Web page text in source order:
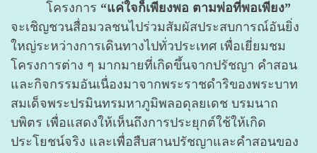
โครงการ “แค่ใจก็เพียงพอ ตามพ่อที่พอเพียง”
จะเชิญชวนสื่อมวลชนไปร่วมสัมผัสประสบการณ์อันยิ่ง
ใหญ่ระหว่างการเดินทางไปทั่วประเทศ เพื่อเยี่ยมชม
โครงการต่าง ๆ มากมายที่เกิดขึ้นจากปรัชญา คำสอน
และกิจกรรมอันเนื่องมาจากพระราชดำริของพระบาท
สมเด็จพระปรมินทรมหาภูมิพลอดุลยเดช บรมนาถ
บพิตร เพื่อแสดงให้เห็นถึงการประยุกต์ใช้ให้เกิด
ประโยชน์จริง และเพื่อสืบสานปรัชญาและคำสอนของ